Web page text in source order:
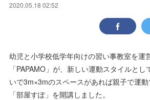
2020.05.18 02:52
幼児と小学校低学年向けの習い事教室を運
「PAPAMO」が、新しい運動スタイルと
いで3m×3mのスペースがあれば親子で運
「部屋すぽ」を開講しました。